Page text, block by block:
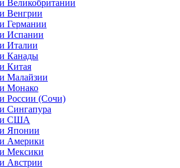
Великобритании
Венгрии
Германии
Испании
Италии
Канады
Китая
Малайзии
Монако
России (Сочи)
Сингапура
США
Японии
Америки
Мексики
Австрии